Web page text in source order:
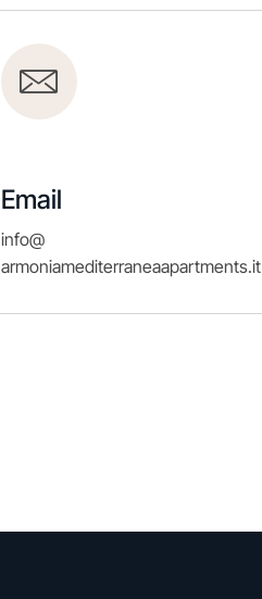
Email
info@
armoniamediterraneaapartments.it